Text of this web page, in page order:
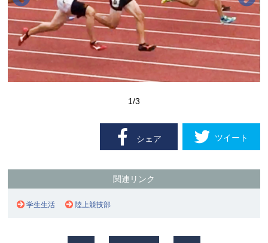
1/3
シェア ツイート
関連リンク
学生生活 陸上競技部